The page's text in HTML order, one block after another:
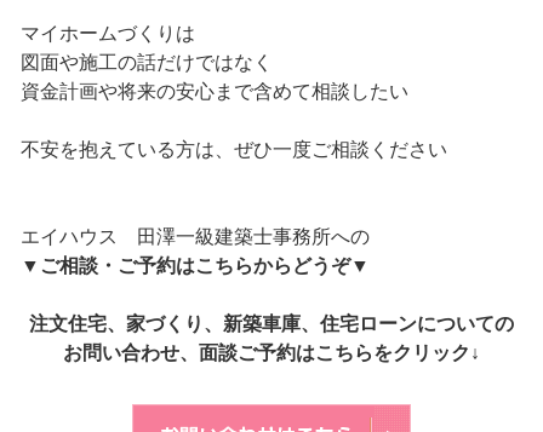
マイホームづくりは
図面や施工の話だけではなく
資金計画や将来の安心まで含めて相談したい
不安を抱えている方は、ぜひ一度ご相談ください
エイハウス 田澤一級建築士事務所への
▼ ご相談・ご予約はこちらからどうぞ▼
注文住宅、家づくり、新築車庫、住宅ローンについての
お問い合わせ、面談ご予約はこちらをクリック↓